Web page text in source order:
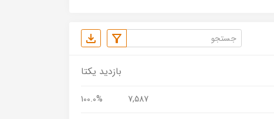
بازدید یکتا
7,587
100.0%